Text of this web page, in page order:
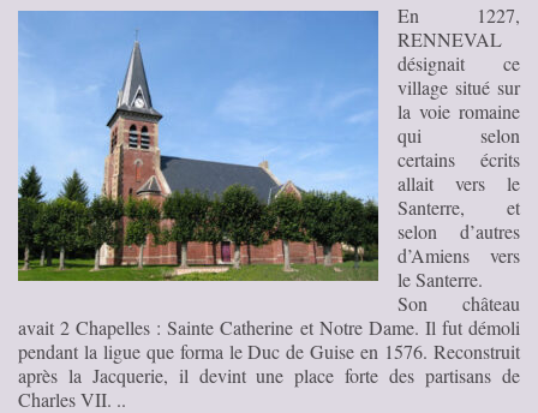
En 1227,
RENNEVAL
désignait ce
village situé sur
la voie romaine
qui selon
certains écrits
allait vers le
Santerre, et
selon d’autres
d’Amiens vers
le Santerre.
Son château
avait 2 Chapelles : Sainte Catherine et Notre Dame. Il fut démoli
pendant la ligue que forma le Duc de Guise en 1576. Reconstruit
après la Jacquerie, il devint une place forte des partisans de
Charles VII. ..